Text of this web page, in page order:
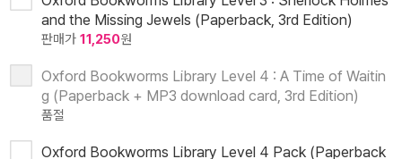
and the Missing Jewels (Paperback, 3rd Edition)
판매가 11,250원
Oxford Bookworms Library Level 4 : A Time of Waitin
g (Paperback + MP3 download card, 3rd Edition)
품절
Oxford Bookworms Library Level 4 Pack (Paperback